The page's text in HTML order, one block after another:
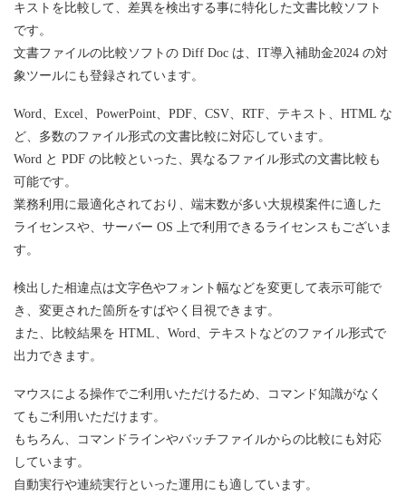
キストを比較して、差異を検出する事に特化した文書比較ソフト
です。
文書ファイルの比較ソフトの Diff Doc は、IT導入補助金2024 の対
象ツールにも登録されています。
Word、Excel、PowerPoint、PDF、CSV、RTF、テキスト、HTML な
ど、多数のファイル形式の文書比較に対応しています。
Word と PDF の比較といった、異なるファイル形式の文書比較も
可能です。
業務利用に最適化されており、端末数が多い大規模案件に適した
ライセンスや、サーバー OS 上で利用できるライセンスもございま
す。
検出した相違点は文字色やフォント幅などを変更して表示可能で
き、変更された箇所をすばやく目視できます。
また、比較結果を HTML、Word、テキストなどのファイル形式で
出力できます。
マウスによる操作でご利用いただけるため、コマンド知識がなく
てもご利用いただけます。
もちろん、コマンドラインやバッチファイルからの比較にも対応
しています。
自動実行や連続実行といった運用にも適しています。